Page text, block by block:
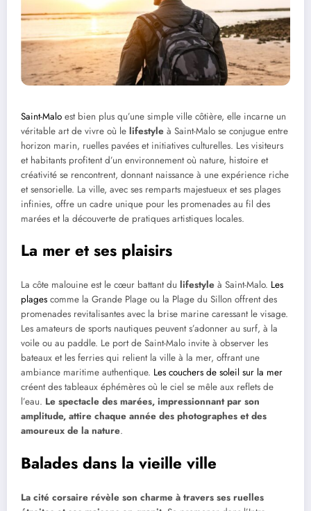
Saint-Malo est bien plus qu’une simple ville côtière, elle incarne un
véritable art de vivre où le lifestyle à Saint-Malo se conjugue entre
horizon marin, ruelles pavées et initiatives culturelles. Les visiteurs
et habitants profitent d’un environnement où nature, histoire et
créativité se rencontrent, donnant naissance à une expérience riche
et sensorielle. La ville, avec ses remparts majestueux et ses plages
infinies, offre un cadre unique pour les promenades au fil des
marées et la découverte de pratiques artistiques locales.
La mer et ses plaisirs
La côte malouine est le cœur battant du lifestyle à Saint-Malo. Les
plages comme la Grande Plage ou la Plage du Sillon offrent des
promenades revitalisantes avec la brise marine caressant le visage.
Les amateurs de sports nautiques peuvent s’adonner au surf, à la
voile ou au paddle. Le port de Saint-Malo invite à observer les
bateaux et les ferries qui relient la ville à la mer, offrant une
ambiance maritime authentique. Les couchers de soleil sur la mer
créent des tableaux éphémères où le ciel se mêle aux reflets de
l’eau. Le spectacle des marées, impressionnant par son
amplitude, attire chaque année des photographes et des
amoureux de la nature.
Balades dans la vieille ville
La cité corsaire révèle son charme à travers ses ruelles